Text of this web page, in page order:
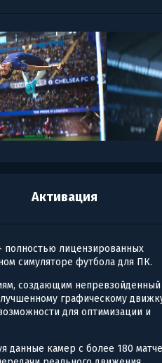
Активация
полностью лицензированных
симуляторе футбола для ПК.
создающим непревзойденный
графическому
для оптимизации и
данные камер с более 180